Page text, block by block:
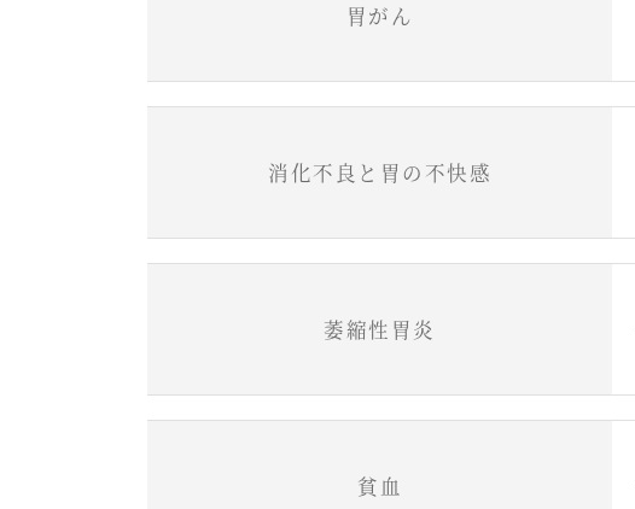
胃がん
消化不良と胃の不快感
萎縮性胃炎
貧血